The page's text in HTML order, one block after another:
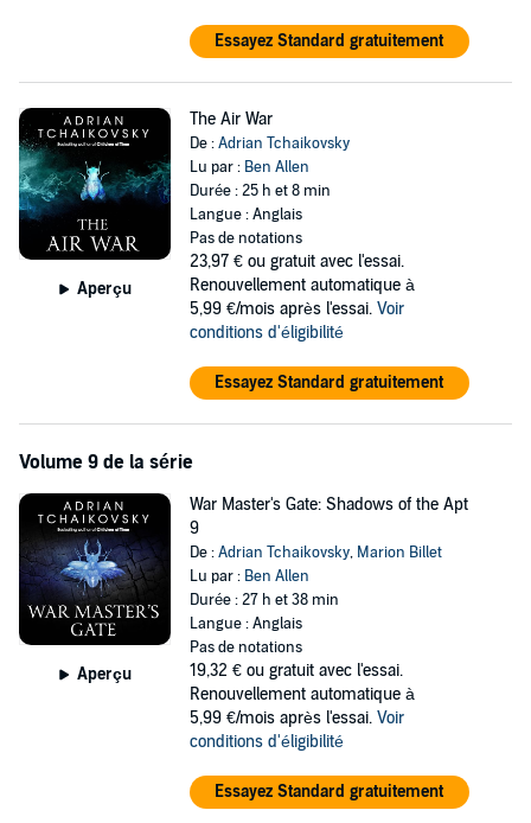
Essayez Standard gratuitement
Aperçu
The Air War
De :Adrian Tchaikovsky
Lu par : Ben Allen
Durée : 25 h et 8 min
Langue : Anglais
Pas de notations
23,97 € ou gratuit avec l'essai.
Renouvellement automatique à
5,99 €/mois après l'essai. Voir
conditions d'éligibilité
Essayez Standard gratuitement
Volume 9 de la série
Aperçu
War Master's Gate: Shadows of the Apt
9
De :Adrian Tchaikovsky, Marion Billet
Lu par : Ben Allen
Durée : 27 h et 38 min
Langue : Anglais
Pas de notations
19,32 € ou gratuit avec l'essai.
Renouvellement automatique à
5,99 €/mois après l'essai. Voir
conditions d'éligibilité
Essayez Standard gratuitement